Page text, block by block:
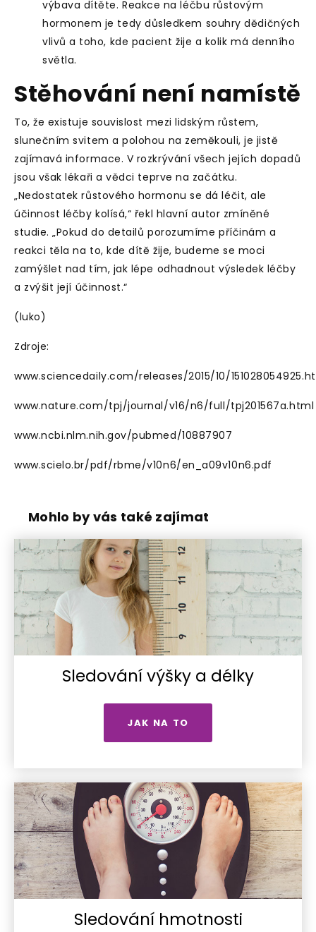
výbava dítěte. Reakce na léčbu růstovým
hormonem je tedy důsledkem souhry dědičných
vlivů a toho, kde pacient žije a kolik má denního
světla.
Stěhování není namístě
To, že existuje souvislost mezi lidským růstem,
slunečním svitem a polohou na zeměkouli, je jistě
zajímavá informace. V rozkrývání všech jejích dopadů
jsou však lékaři a vědci teprve na začátku.
„Nedostatek růstového hormonu se dá léčit, ale
účinnost léčby kolísá,“ řekl hlavní autor zmíněné
studie. „Pokud do detailů porozumíme příčinám a
reakci těla na to, kde dítě žije, budeme se moci
zamýšlet nad tím, jak lépe odhadnout výsledek léčby
a zvýšit její účinnost.“
(luko)
Zdroje:
www.sciencedaily.com/releases/2015/10/
www.nature.com/tpj/journal/v16/n6/full/tpj201567a.html
www.ncbi.nlm.nih.gov/pubmed/10887907
www.scielo.br/pdf/rbme/v10n6/en_a09v10n6.pdf
Mohlo by vás také zajímat
Sledování výšky a délky
JAK NA TO
Sledování hmotnosti